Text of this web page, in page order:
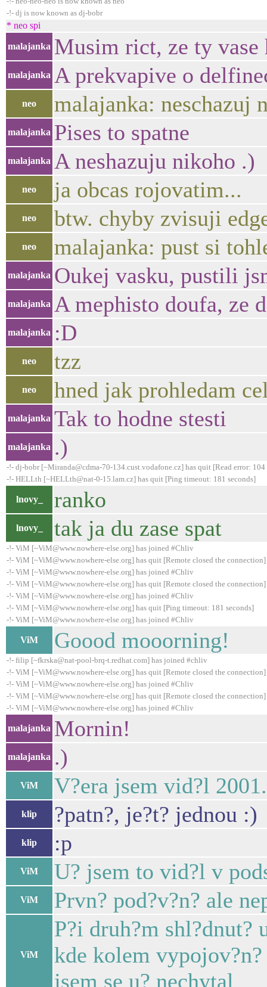
-!- dj is now known as dj-bobr
* neo spi
malajanka Musim rict, ze ty
malajanka A prekvapive o
neo malajanka: neschazuj
malajanka Pises to spatne
malajanka A neshazuju nikoho .)
neo ja obcas rojovatim...
neo btw. chyby zvisuji
neo malajanka: pust si
malajanka Oukej vasku, pustili
malajanka A mephisto doufa, ze
malajanka :D
neo tzz
neo hned jak prohledam
malajanka Tak to hodne stesti
malajanka .)
-!- dj-bobr [~Miranda@cdma-70-134.cust.vodafone.cz] has quit [Read error:
-!- HELLth [~HELLth@nat-0-15.lam.cz] has quit [Ping timeout: 181 seconds]
lnovy_ ranko
lnovy_ tak ja du zase spat
-!- ViM [~ViM@www.nowhere-else.org] has joined #Chliv
-!- ViM [~ViM@www.nowhere-else.org] has quit [Remote closed the connection]
-!- ViM [~ViM@www.nowhere-else.org] has joined #Chliv
-!- ViM [~ViM@www.nowhere-else.org] has quit [Remote closed the connection]
-!- ViM [~ViM@www.nowhere-else.org] has joined #Chliv
-!- ViM [~ViM@www.nowhere-else.org] has quit [Ping timeout: 181 seconds]
-!- ViM [~ViM@www.nowhere-else.org] has joined #Chliv
ViM Goood mooorning!
-!- filip [~fkrska@nat-pool-brq-t.redhat.com] has joined #chliv
-!- ViM [~ViM@www.nowhere-else.org] has quit [Remote closed the connection]
-!- ViM [~ViM@www.nowhere-else.org] has joined #Chliv
-!- ViM [~ViM@www.nowhere-else.org] has quit [Remote closed the connection]
-!- ViM [~ViM@www.nowhere-else.org] has joined #Chliv
malajanka Mornin!
malajanka .)
ViM V?era jsem vid?l
klip ?patn?, je?t? jednou :)
klip :p
ViM U? jsem to vid?l v
ViM Prvn? pod?v?n? ale
ViM
P?i druh?m
kde kolem
jsem se u? nechytal